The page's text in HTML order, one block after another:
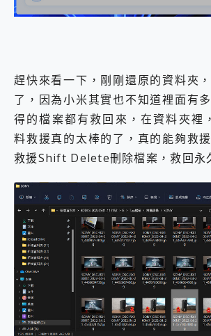
趕快來看一下，剛剛還原的資料夾
了，因為小米其實也不知道裡面有
得的檔案都有救回來，在資料夾裡
料救援真的太棒的了，真的能夠救
救援Shift Delete刪除檔案，救回永